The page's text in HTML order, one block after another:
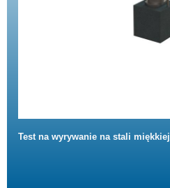
Test na wyrywanie na stali miękkiej